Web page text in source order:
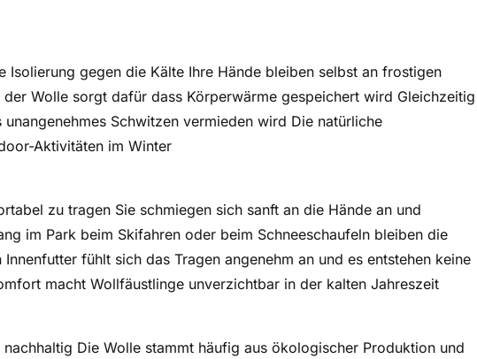
Isolierung gegen die Kälte Ihre Hände bleiben selbst an frostigen
Wolle sorgt dafür dass Körperwärme gespeichert wird Gleichzeitig
Schwitzen vermieden wird Die natürliche
Aktivitäten im Winter
zu tragen Sie schmiegen sich sanft an die Hände an und
im Park beim Skifahren oder beim Schneeschaufeln bleiben die
fühlt sich das Tragen angenehm an und es entstehen keine
macht Wollfäustlinge unverzichtbar in der kalten Jahreszeit
Die Wolle stammt häufig aus ökologischer Produktion und